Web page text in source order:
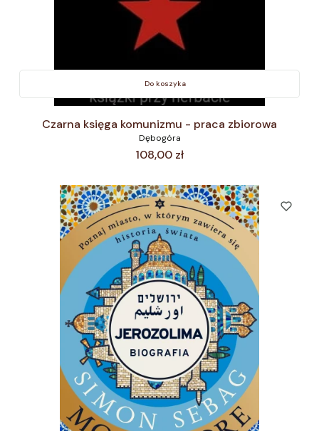
Do koszyka
Czarna księga komunizmu - praca zbiorowa
Dębogóra
Cena
108,00 zł